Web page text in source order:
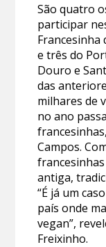
São quatro
participar
Francesinha
e três do
Douro e
das
milhares de
no ano
Campos.
antiga,
“É já um
país onde
vegan”,
Freixinho.